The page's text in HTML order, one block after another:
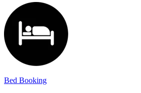
Bed Booking